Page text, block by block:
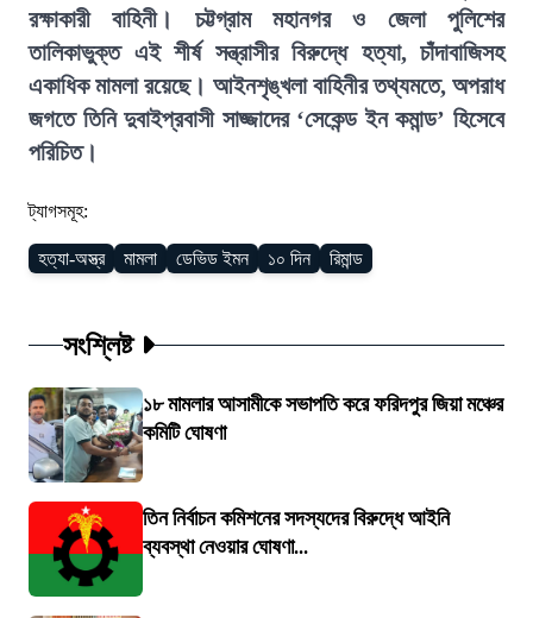
রক্ষাকারী বাহিনী। চট্টগ্রাম মহানগর ও জেলা পুলিশের
তালিকাভুক্ত এই শীর্ষ সন্ত্রাসীর বিরুদ্ধে হত্যা, চাঁদাবাজিসহ
একাধিক মামলা রয়েছে। আইনশৃঙ্খলা বাহিনীর তথ্যমতে, অপরাধ
জগতে তিনি দুবাইপ্রবাসী সাজ্জাদের ‘সেকেন্ড ইন কমান্ড’ হিসেবে
পরিচিত।
ট্যাগসমূহ:
হত্যা-অস্ত্র মামলা ডেভিড ইমন ১০ দিন রিমান্ড
সংশ্লিষ্ট
১৮ মামলার আসামীকে সভাপতি করে ফরিদপুর জিয়া মঞ্চের
কমিটি ঘোষণা
তিন নির্বাচন কমিশনের সদস্যদের বিরুদ্ধে আইনি
ব্যবস্থা নেওয়ার ঘোষণা...